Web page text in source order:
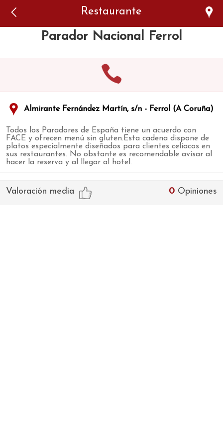
Restaurante
Parador Nacional Ferrol
Almirante Fernández Martín, s/n - Ferrol (A Coruña)
Todos los Paradores de España tiene un acuerdo con
FACE y ofrecen menú sin gluten.Esta cadena dispone de
platos especialmente diseñados para clientes celíacos en
sus restaurantes. No obstante es recomendable avisar al
hacer la reserva y al llegar al hotel.
0 Opiniones
Valoración media
authorized to show the cookie declaration for domain group
ID 546ddaab-b478-4440-aa8a-3b0205284212. Please add it to
the domain group in the Cookiebot Manager to authorize